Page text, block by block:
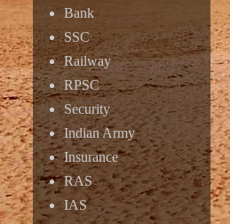
Bank
SSC
Railway
RPSC
Security
Indian Army
Insurance
RAS
IAS